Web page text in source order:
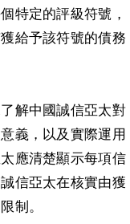
特定的評級符號，
給予該符號的債務
解中國誠信亞太對
義，以及實際運用
應清楚顯示每項信
信亞太在核實由獲
制。